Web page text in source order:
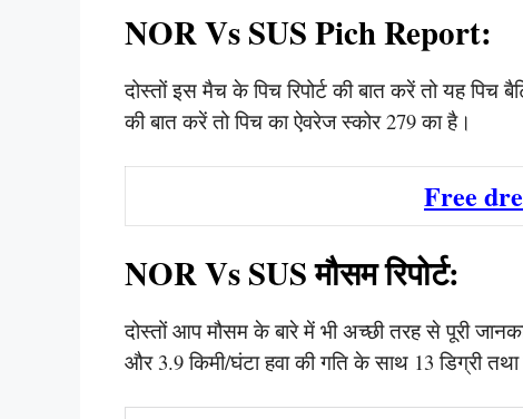
NOR Vs SUS Pich Report:
दोस्तों इस मैच के पिच रिपोर्ट की बात करें तो यह
की बात करें तो पिच का ऐवरेज स्कोर 279 का है।
Free
NOR Vs SUS मौसम रिपोर्ट:
दोस्तों आप मौसम के बारे में भी अच्छी तरह से पूरी
और 3.9 किमी/घंटा हवा की गति के साथ 13 डिग्री